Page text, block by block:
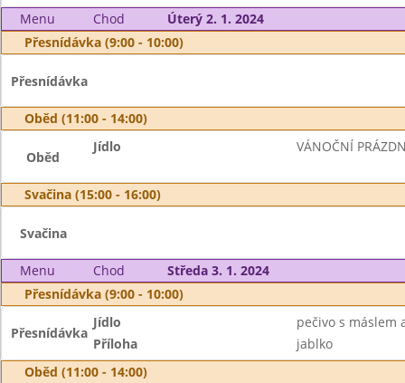
Menu Chod
Úterý 2. 1. 2024
Přesnídávka (9:00 - 10:00)
Přesnídávka
Oběd (11:00 - 14:00)
Oběd
Jídlo VÁNOČNÍ
Svačina (15:00 - 16:00)
Svačina
Menu Chod
Středa 3. 1. 2024
Přesnídávka (9:00 - 10:00)
Přesnídávka
Jídlo
pečivo s máslem
Příloha
jablko
Oběd (11:00 - 14:00)